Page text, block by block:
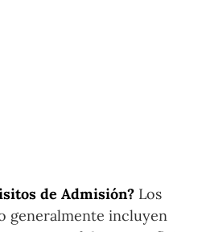
de Admisión? Los
generalmente incluyen